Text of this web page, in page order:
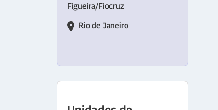
Figueira/Fiocruz
Rio de Janeiro